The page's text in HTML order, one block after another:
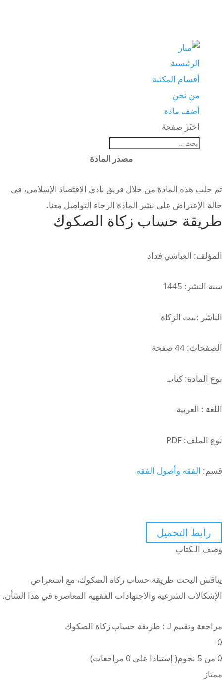
الرئيسية
أقسام المكتبة
من نحن
أضف مادة
اختَر صفحة
مصدر المادة
تم جلب هذه المادة من خلال فريق نادي الاقتصاد الإسلامي، في
حالة الإعتراض على نشر المادة الرجاء التواصل معنا.
طريقة حساب زكاة الصكوك
المؤلف: العياشي فداد
سنة النشر: 1445
الناشر :بيت الزكاة
الصفحات: 44 صفحة
نوع المادة: كتاب
اللغة : العربية
نوع الملف: PDF
قسم: الفقه وأصول الفقه
رابط التحميل
وصف الـكتاب
يناقش البحث طريقة حساب زكاة الصكوك، مع استعراض
الإشكالات الشرعية والاجتهادات الفقهية المعاصرة في هذا الشأن.
مراجعة وتقييم لـ : طريقة حساب زكاة الصكوك
0
0 من 5 نجوم( إستنادا على 0 مراجعات)
ممتاز